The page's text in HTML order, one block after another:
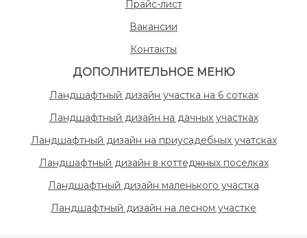
Прайс-лист
Вакансии
Контакты
ДОПОЛНИТЕЛЬНОЕ МЕНЮ
Ландшафтный дизайн участка на 6 сотках
Ландшафтный дизайн на дачных участках
Ландшафтный дизайн на приусадебных учатсках
Ландшафтный дизайн в коттеджных поселках
Ландшафтный дизайн маленького участка
Ландшафтный дизайн на лесном участке